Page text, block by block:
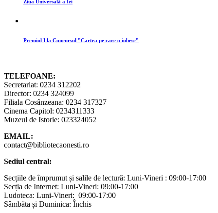
Ziua Universală a Iei
Premiul I la Concursul ”Cartea pe care o iubesc”
TELEFOANE:
Secretariat: 0234 312202
Director: 0234 324099
Filiala Cosânzeana: 0234 317327
Cinema Capitol: 0234311333
Muzeul de Istorie: 023324052
EMAIL:
contact@bibliotecaonesti.ro
Sediul central:
Secțiile de împrumut și salile de lectură: Luni-Vineri : 09:00-17:00
Secția de Internet: Luni-Vineri: 09:00-17:00
Ludoteca: Luni-Vineri: 09:00-17:00
Sâmbăta și Duminica: Închis